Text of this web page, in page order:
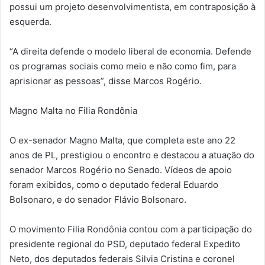
possui um projeto desenvolvimentista, em contraposição à
esquerda.
“A direita defende o modelo liberal de economia. Defende
os programas sociais como meio e não como fim, para
aprisionar as pessoas”, disse Marcos Rogério.
Magno Malta no Filia Rondônia
O ex-senador Magno Malta, que completa este ano 22
anos de PL, prestigiou o encontro e destacou a atuação do
senador Marcos Rogério no Senado. Vídeos de apoio
foram exibidos, como o deputado federal Eduardo
Bolsonaro, e do senador Flávio Bolsonaro.
O movimento Filia Rondônia contou com a participação do
presidente regional do PSD, deputado federal Expedito
Neto, dos deputados federais Silvia Cristina e coronel